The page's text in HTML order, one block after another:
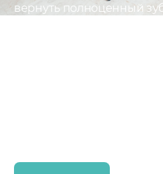
вернуть полноценный